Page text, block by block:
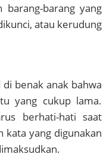
barang yang
atau kerudung
benak anak bahwa
yang cukup lama.
berhati-hati saat
kata yang digunakan